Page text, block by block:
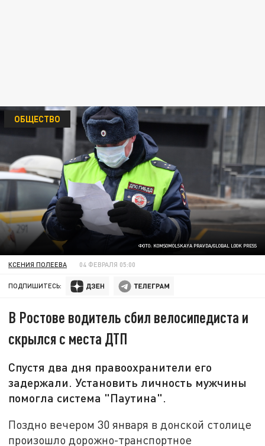
ФОТО: KOMSOMOLSKAYA PRAVDA/GLOBAL LOOK PRESS
ОБЩЕСТВО
КСЕНИЯ ПОЛЕЕВА 04 ФЕВРАЛЯ 05:00
ПОДПИШИТЕСЬ:
В Ростове водитель сбил велосипедиста и
скрылся с места ДТП
Спустя два дня правоохранители его
задержали. Установить личность мужчины
помогла система "Паутина".
Поздно вечером 30 января в донской столице
произошло дорожно-транспортное